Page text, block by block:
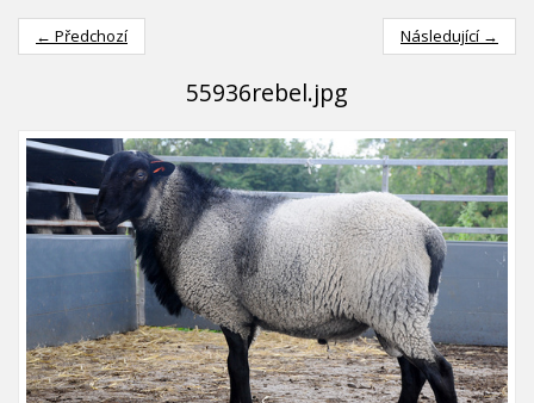
← Předchozí Následující →
55936rebel.jpg